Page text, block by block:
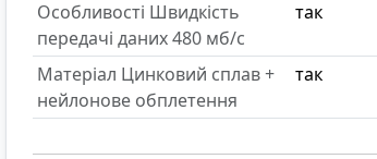
Особливості Швидкість
передачі даних 480 мб/с
так
Матеріал Цинковий сплав +
нейлонове обплетення
так